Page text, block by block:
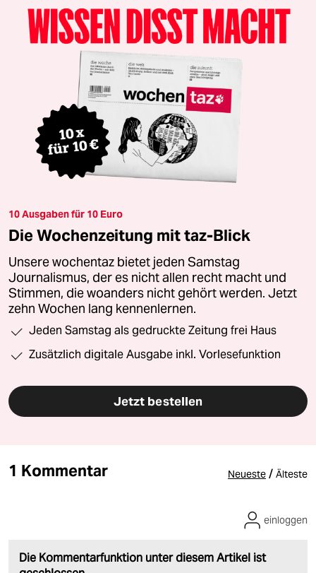
10 Ausgaben für 10 Euro
Die Wochenzeitung mit taz-Blick
Unsere wochentaz bietet jeden Samstag
Journalismus, der es nicht allen recht macht und
Stimmen, die woanders nicht gehört werden. Jetzt
zehn Wochen lang kennenlernen.
Jeden Samstag als gedruckte Zeitung frei Haus
Zusätzlich digitale Ausgabe inkl. Vorlesefunktion
Jetzt bestellen
1 Kommentar Neueste / Älteste
Die Kommentarfunktion unter diesem Artikel ist
einloggen